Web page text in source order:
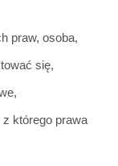
praw, osoba,
się,
którego prawa